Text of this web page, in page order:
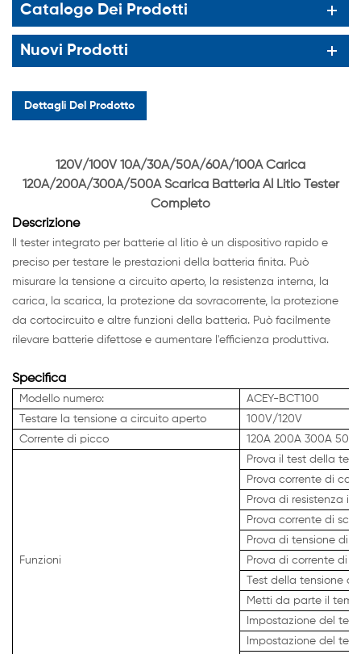
Catalogo Dei Prodotti
Nuovi Prodotti
Dettagli Del Prodotto
120V/100V 10A/30A/50A/60A/100A Carica
120A/200A/300A/500A Scarica Batteria Al Litio Tester
Completo
Descrizione
Il tester integrato per batterie al litio è un dispositivo rapido e
preciso per testare le prestazioni della batteria finita. Può
misurare la tensione a circuito aperto, la resistenza interna, la
carica, la scarica, la protezione da sovracorrente, la protezione
da cortocircuito e altre funzioni della batteria. Può facilmente
rilevare batterie difettose e aumentare l'efficienza produttiva.
Specifica
Modello numero:
ACEY-BCT100
Testare la tensione a circuito aperto
100V/120V
Corrente di picco
120A 200A 300A
Funzioni
Prova il test della
Prova corrente di
Prova di resistenza
Prova corrente di
Prova di tensione di
Prova di corrente di
Test della tensione di
Metti da parte il
Impostazione del
Impostazione del